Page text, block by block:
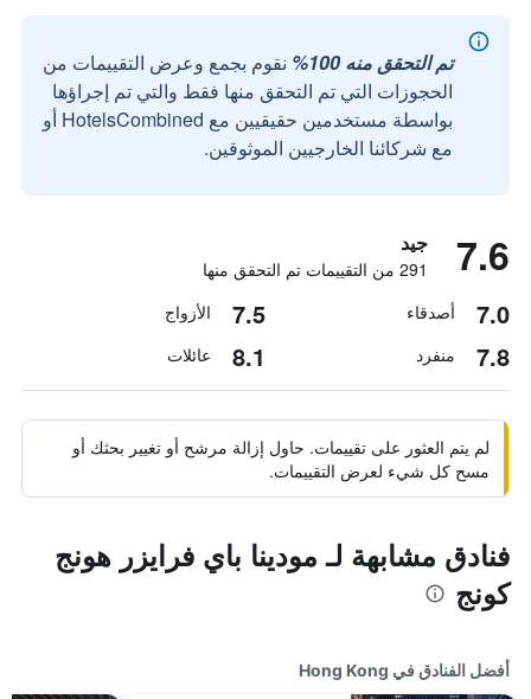
تم التحقق منه 100%
نقوم بجمع وعرض التقييمات من
الحجوزات التي تم التحقق منها فقط والتي تم إجراؤها
بواسطة مستخدمين حقيقيين مع HotelsCombined أو
مع شركائنا الخارجيين الموثوقين.
7.6 جيد
291 من التقييمات تم التحقق منها
7.0 أصدقاء 7.5 الأزواج
7.8 منفرد 8.1 عائلات
لم يتم العثور على تقييمات. حاول إزالة مرشح أو تغيير بحثك أو
مسح كل شيء لعرض التقييمات.
فنادق مشابهة لـ مودينا باي فرايزر هونج
كونج
أفضل الفنادق في Hong Kong